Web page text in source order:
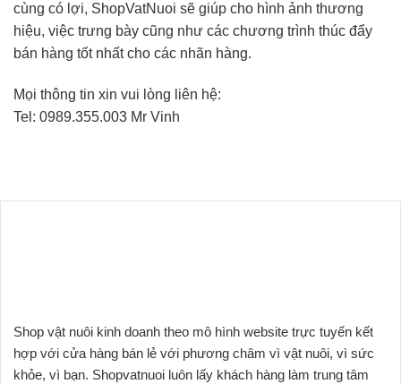
cùng có lợi, ShopVatNuoi sẽ giúp cho hình ảnh thương
hiệu, việc trưng bày cũng như các chương trình thúc đẩy
bán hàng tốt nhất cho các nhãn hàng.
Mọi thông tin xin vui lòng liên hệ:
Tel: 0989.355.003 Mr Vinh
Shop vật nuôi kinh doanh theo mô hình website trực tuyến kết
hợp với cửa hàng bán lẻ với phương châm vì vật nuôi, vì sức
khỏe, vì bạn. Shopvatnuoi luôn lấy khách hàng làm trung tâm